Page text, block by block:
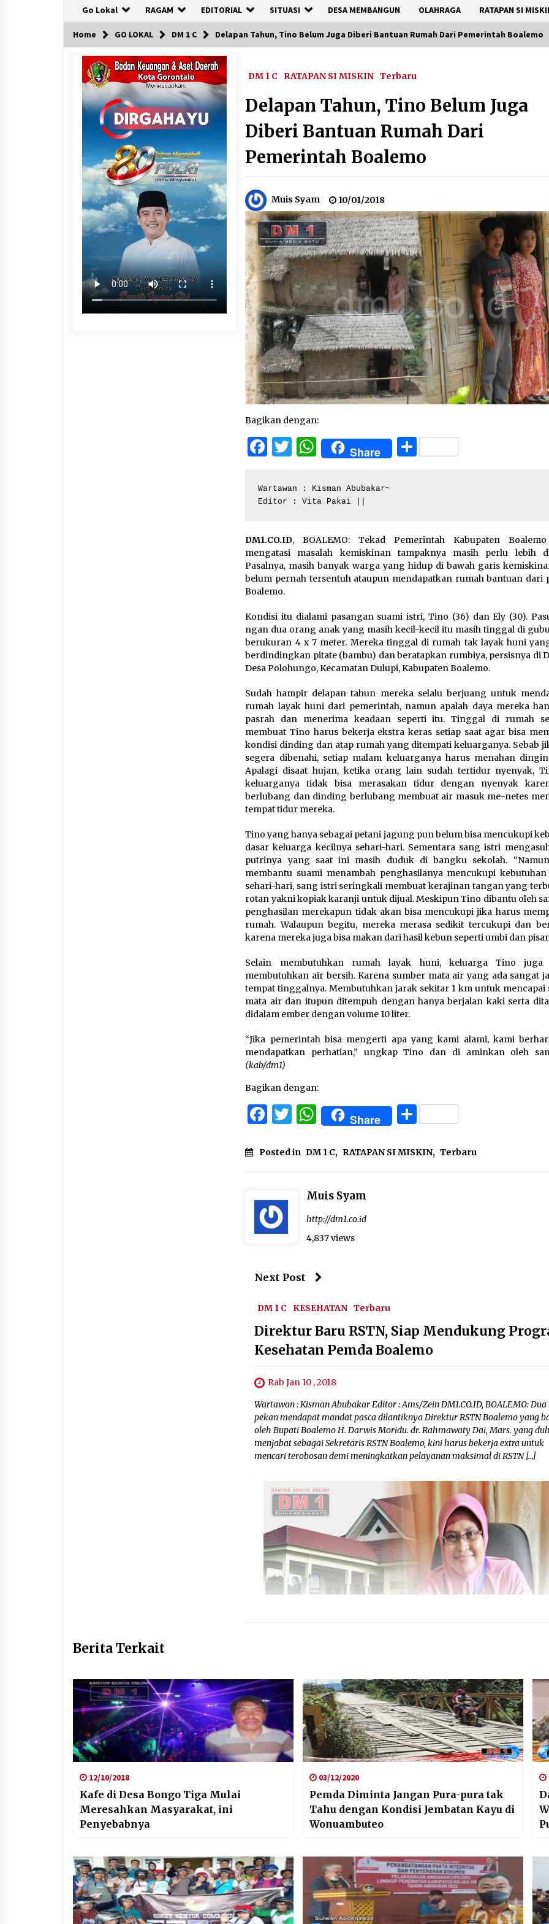
Go Lokal RAGAM EDITORIAL SITUASI DESA MEMBANGUN OLAHRAGA RATAPAN SI
Home GO LOKAL DM 1 C Delapan Tahun, Tino Belum Juga Diberi Bantuan Rumah Dari Pemerintah Boalemo
DM 1 C RATAPAN SI MISKIN Terbaru
Delapan Tahun, Tino Belum Juga
Diberi Bantuan Rumah Dari
Pemerintah Boalemo
Muis Syam 10/01/2018
Bagikan dengan:
Facebook
Twitter
WhatsApp
Share Share
Wartawan : Kisman Abubakar~
Editor : Vita Pakai ||
DM1.CO.ID, BOALEMO: Tekad Pemerintah Kabupaten
mengatasi masalah kemiskinan tampaknya masih perlu lebih
Pasalnya, masih banyak warga yang hidup di bawah garis
belum pernah tersentuh ataupun mendapatkan rumah bantuan dari
Boalemo.
Kondisi itu dialami pasangan suami istri, Tino (36) dan Ely (30).
ngan dua orang anak yang masih kecil-kecil itu masih tinggal di
berukuran 4 x 7 meter. Mereka tinggal di rumah tak layak huni
berdindingkan pitate (bambu) dan beratapkan rumbiya, persisnya di
Desa Polohungo, Kecamatan Dulupi, Kabupaten Boalemo.
Sudah hampir delapan tahun mereka selalu berjuang untuk
rumah layak huni dari pemerintah, namun apalah daya mereka
pasrah dan menerima keadaan seperti itu. Tinggal di rumah
membuat Tino harus bekerja ekstra keras setiap saat agar bisa
kondisi dinding dan atap rumah yang ditempati keluarganya. Sebab
segera dibenahi, setiap malam keluarganya harus menahan
Apalagi disaat hujan, ketika orang lain sudah tertidur nyenyak,
keluarganya tidak bisa merasakan tidur dengan nyenyak
berlubang dan dinding berlubang membuat air masuk me-netes
tempat tidur mereka.
Tino yang hanya sebagai petani jagung pun belum bisa mencukupi
dasar keluarga kecilnya sehari-hari. Sementara sang istri
putrinya yang saat ini masih duduk di bangku sekolah.
membantu suami menambah penghasilanya mencukupi
sehari-hari, sang istri seringkali membuat kerajinan tangan yang
rotan yakni kopiak karanji untuk dijual. Meskipun Tino dibantu oleh
penghasilan merekapun tidak akan bisa mencukupi jika harus
rumah. Walaupun begitu, mereka merasa sedikit tercukupi dan
karena mereka juga bisa makan dari hasil kebun seperti umbi dan
Selain membutuhkan rumah layak huni, keluarga Tino juga
membutuhkan air bersih. Karena sumber mata air yang ada sangat
tempat tinggalnya. Membutuhkan jarak sekitar 1 km untuk mencapai
mata air dan itupun ditempuh dengan hanya berjalan kaki serta
didalam ember dengan volume 10 liter.
“Jika pemerintah bisa mengerti apa yang kami alami, kami
mendapatkan perhatian,” ungkap Tino dan di aminkan oleh
(kab/dm1)
Bagikan dengan:
Facebook
Twitter
WhatsApp
Share Share
Posted in DM 1 C, RATAPAN SI MISKIN, Terbaru
Muis Syam
http://dm1.co.id
4,837 views
Next Post
DM 1 C KESEHATAN Terbaru
Direktur Baru RSTN, Siap Mendukung
Kesehatan Pemda Boalemo
Rab Jan 10 , 2018
Wartawan : Kisman Abubakar Editor : Ams/Zein DM1.CO.ID, BOALEMO: Dua
pekan mendapat mandat pasca dilantiknya Direktur RSTN Boalemo yang
oleh Bupati Boalemo H. Darwis Moridu. dr. Rahmawaty Dai, Mars. yang
menjabat sebagai Sekretaris RSTN Boalemo, kini harus bekerja extra untuk
mencari terobosan demi meningkatkan pelayanan maksimal di RSTN […]
Berita Terkait
12/10/2018
Kafe di Desa Bongo Tiga Mulai
Meresahkan Masyarakat, ini
Penyebabnya
03/12/2020
Pemda Diminta Jangan Pura-pura tak
Tahu dengan Kondisi Jembatan Kayu di
Wonuambuteo